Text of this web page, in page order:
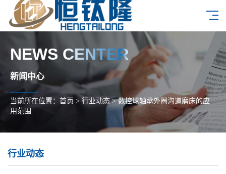
NEWS CENTER
新闻中心
当前所在位置： 首页 >行业动态>数控球轴承外圈沟道磨床的应
用范围
行业动态